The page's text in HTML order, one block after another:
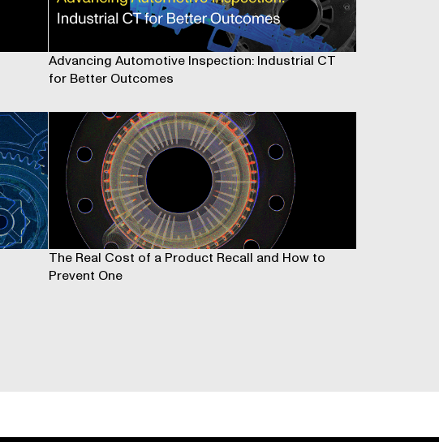
Advancing Automotive Inspection: Industrial CT
for Better Outcomes
The Real Cost of a Product Recall and How to
Prevent One